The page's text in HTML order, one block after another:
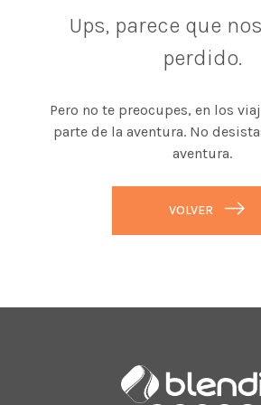
Ups, parece que
perdido.
Pero no te preocupes, en los
parte de la aventura. No
aventura.
VOLVER